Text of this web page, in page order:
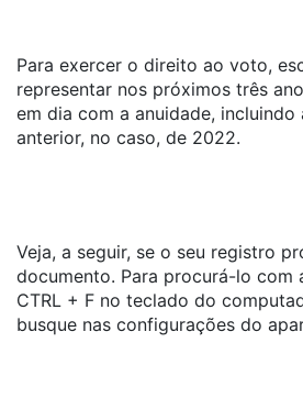
Para exercer o direito ao voto,
representar nos próximos três
em dia com a anuidade, incluindo
anterior, no caso, de 2022.
Veja, a seguir, se o seu registro
documento. Para procurá-lo com
CTRL + F no teclado do
busque nas configurações do